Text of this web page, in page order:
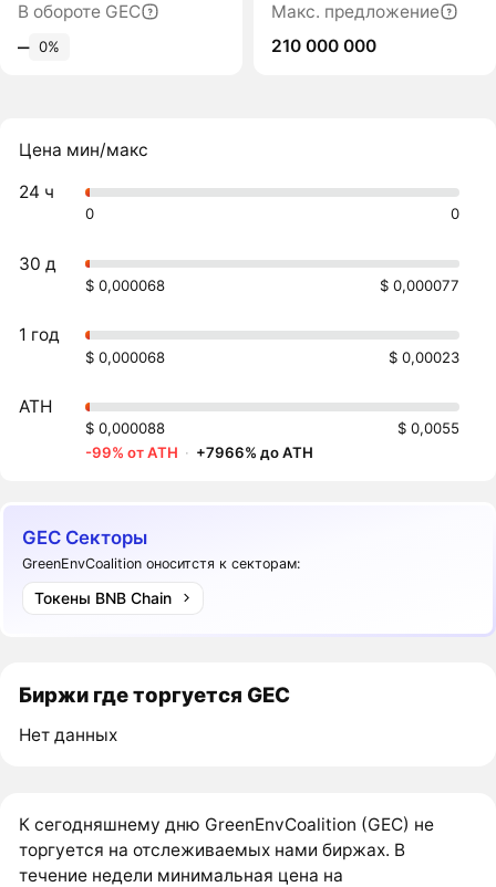
В обороте GEC
‒ 0%
Макс. предложение
210 000 000
Цена мин/макс
24 ч
0 0
30 д
$ 0,000068 $ 0,000077
1 год
$ 0,000068 $ 0,00023
ATH
$ 0,000088
$ 0,0055
-99% от ATH · +7966% до ATH
GEC Секторы
GreenEnvCoalition оноситстя к секторам:
Токены BNB Chain
Биржи где торгуется GEC
Нет данных
К сегодняшнему дню GreenEnvCoalition (GEC) не
торгуется на отслеживаемых нами биржах. В
течение недели минимальная цена на